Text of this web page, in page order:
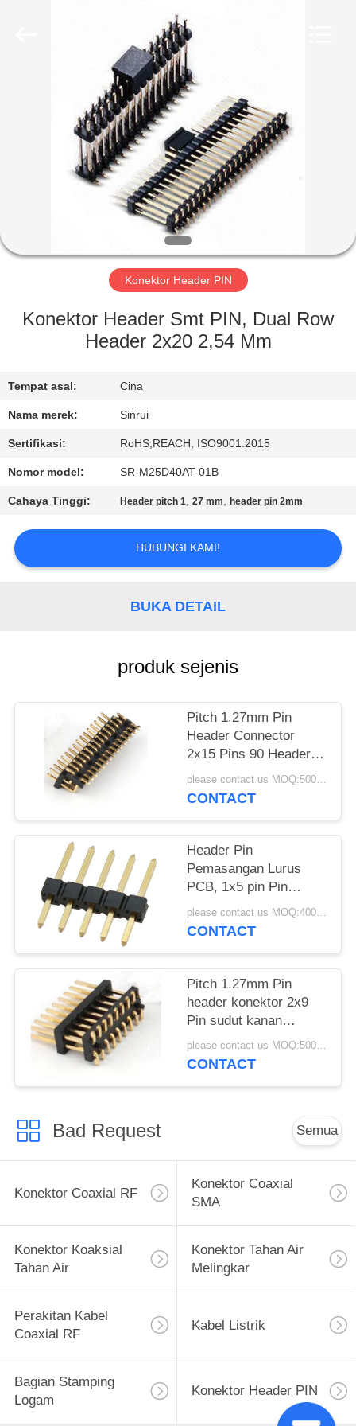
PRODUK
TENTANG
TUR
KONTROL
HUBUNGI
KAMI
PENAWARAN
SITEMAP
Konektor Header PIN
Konektor Header Smt PIN, Dual Row
Header 2x20 2,54 Mm
Tempat asal: Cina
Nama merek: Sinrui
Sertifikasi: RoHS,REACH, ISO9001:2015
Nomor model: SR-M25D40AT-01B
Cahaya Tinggi: Header pitch 1,27 mm,header pin 2mm
HUBUNGI KAMI!
BUKA DETAIL
produk sejenis
Pitch 1.27mm Pin
Header Connector
2x15 Pins 90 Header
Pins
please contact us MOQ:5000 pcs
CONTACT
Header Pin
Pemasangan Lurus
PCB, 1x5 pin Pin
2.54mm Header Pin
please contact us MOQ:4000PCS
CONTACT
Pitch 1.27mm Pin
header konektor 2x9
Pin sudut kanan
Pemasangan SMT PCBplease contact us MOQ:5000 pcs
CONTACT
Bad Request Semua
Konektor Coaxial RF
Konektor Coaxial
SMA
Konektor Koaksial
Tahan Air
Konektor Tahan Air
Melingkar
Perakitan Kabel
Coaxial RF
Kabel Listrik
Bagian Stamping
Logam
Konektor Header PIN